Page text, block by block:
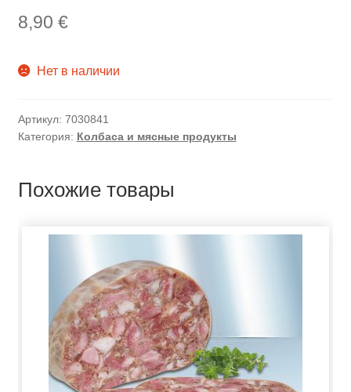
8,90 €
Нет в наличии
Артикул: 7030841
Категория: Колбаса и мясные продукты
Похожие товары